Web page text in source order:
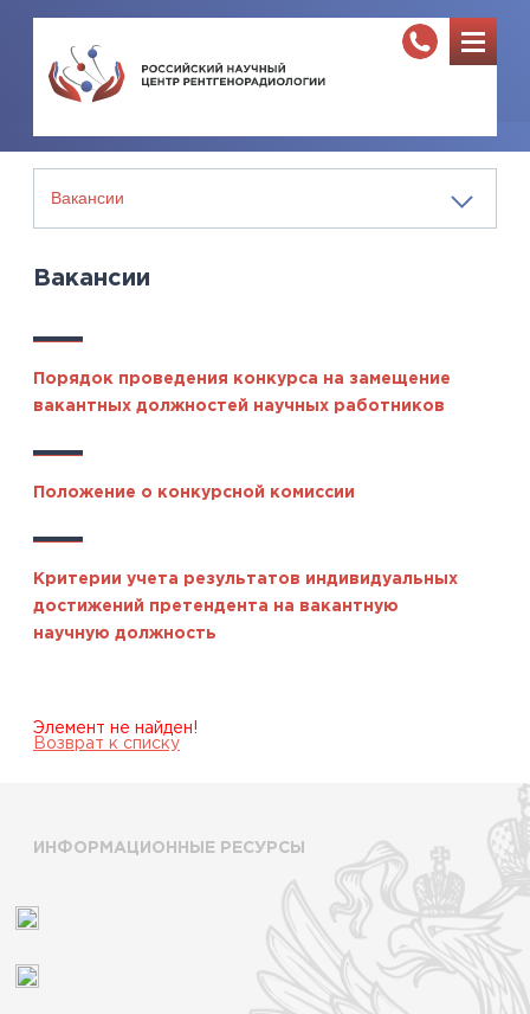
Вакансии
Порядок проведения конкурса на замещение
вакантных должностей научных работников
Положение о конкурсной комиссии
Критерии учета результатов индивидуальных
достижений претендента на вакантную
научную должность
Элемент не найден!
Возврат к списку
ИНФОРМАЦИОННЫЕ РЕСУРСЫ